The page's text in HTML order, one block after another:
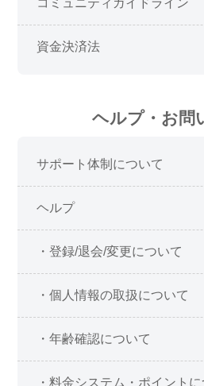
コミュニティガイドライン
資金決済法
ヘルプ・お問
サポート体制について
ヘルプ
・登録/退会/変更について
・個人情報の取扱について
・年齢確認について
・料金システム・ポイント